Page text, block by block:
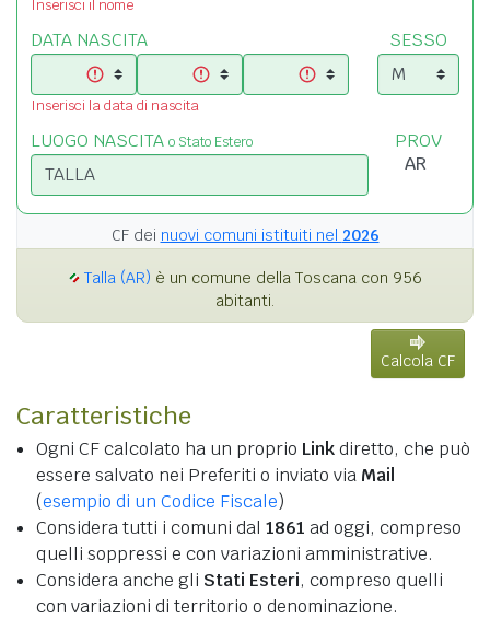
Inserisci il nome
DATA NASCITA
Inserisci la data di nascita
SESSO
LUOGO NASCITA o Stato Estero PROV
CF dei nuovi comuni istituiti nel 2026
Talla (AR) è un comune della Toscana con 956
abitanti.
Calcola CF
Caratteristiche
Ogni CF calcolato ha un proprio Linkdiretto, che può
essere salvato nei Preferiti o inviato via Mail
(esempio di un Codice Fiscale)
Considera tutti i comuni dal 1861 ad oggi, compreso
quelli soppressi e con variazioni amministrative.
Considera anche gli Stati Esteri, compreso quelli
con variazioni di territorio o denominazione.